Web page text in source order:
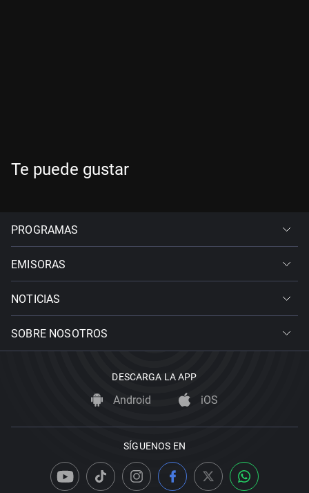
Te puede gustar
PROGRAMAS
EMISORAS
NOTICIAS
SOBRE NOSOTROS
DESCARGA LA APP
Android iOS
SÍGUENOS EN